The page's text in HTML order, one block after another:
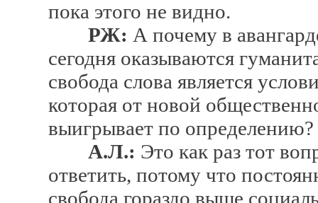
пока этого не видно.
РЖ: А почему в
сегодня оказываются
свобода слова является
которая от новой
выигрывает по определению?
А.Л.: Это как раз тот
ответить, потому что
свобода гораздо выше